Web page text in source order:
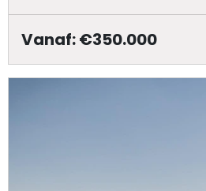
Vanaf: €350.000